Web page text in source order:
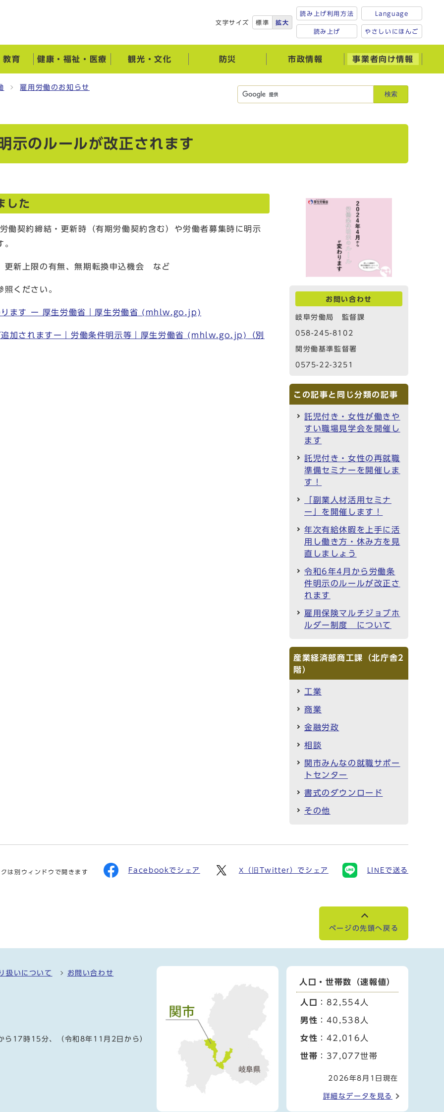
文字サイズ 標準 拡大
読み上げ利用方法
読み上げ
Language
やさしいにほんご
教育 健康・福祉・医療 観光・文化 防災 市政情報 事業者向け情報
検索
雇用労働のお知らせ
示のルールが改正されます
した
働契約締結・更新時（有期労働契約含む）や労働者募集時に明示
更新上限の有無、無期転換申込機会 など
ください。
ます ー 厚生労働省｜厚生労働省 (mhlw.go.jp)
加されますー｜労働条件明示等｜厚生労働省 (mhlw.go.jp)
（別
お問い合わせ
岐阜労働局 監督課
058-245-8102
関労働基準監督署
0575-22-3251
この記事と同じ分類の記事
託児付き・女性が働きや
すい職場見学会を開催し
ます
託児付き・女性の再就職
準備セミナーを開催しま
す！
「副業人材活用セミナ
ー」を開催します！
年次有給休暇を上手に活
用し働き方・休み方を見
直しましょう
令和6年4月から労働条
件明示のルールが改正さ
れます
雇用保険マルチジョブホ
ルダー制度 について
産業経済部商工課（北庁舎2
階）
工業
商業
金融労政
相談
関市みんなの就職サポー
トセンター
書式のダウンロード
その他
は別ウィンドウで開きます Facebookでシェア X（旧Twitter）でシェア LINEで送る
ページの先頭へ戻る
扱いについて お問い合わせ
17時15分、（令和8年11月2日から）
人口・世帯数（速報値）
人口 ：82,554人
男性 ：40,538人
女性 ：42,016人
世帯 ：37,077世帯
2026年8月1日現在
詳細なデータを見る